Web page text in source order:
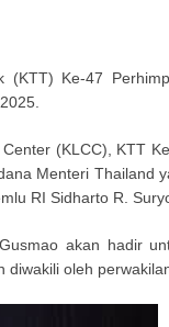
Ke-47
(KLCC), KTT
Menteri Thailand
RI Sidharto R.
akan hadir
diwakili oleh